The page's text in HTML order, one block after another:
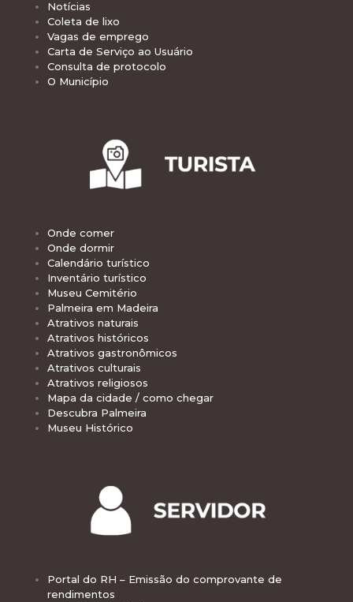
Notícias
Coleta de lixo
Vagas de emprego
Carta de Serviço ao Usuário
Consulta de protocolo
O Município
Onde comer
Onde dormir
Calendário turístico
Inventário turístico
Museu Cemitério
Palmeira em Madeira
Atrativos naturais
Atrativos históricos
Atrativos gastronômicos
Atrativos culturais
Atrativos religiosos
Mapa da cidade / como chegar
Descubra Palmeira
Museu Histórico
Portal do RH – Emissão do comprovante de
rendimentos